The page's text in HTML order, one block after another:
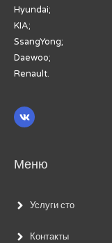
Hyundai;
KIA;
SsangYong;
Daewoo;
Renault.
Меню
Услуги сто
Контакты